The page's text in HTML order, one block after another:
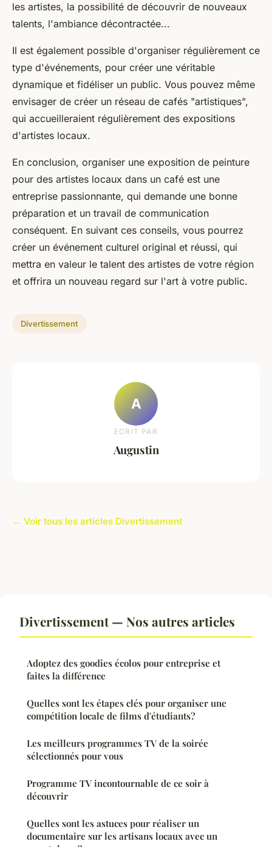
les artistes, la possibilité de découvrir de nouveaux
talents, l'ambiance décontractée...
Il est également possible d'organiser régulièrement ce
type d'événements, pour créer une véritable
dynamique et fidéliser un public. Vous pouvez même
envisager de créer un réseau de cafés "artistiques",
qui accueilleraient régulièrement des expositions
d'artistes locaux.
En conclusion, organiser une exposition de peinture
pour des artistes locaux dans un café est une
entreprise passionnante, qui demande une bonne
préparation et un travail de communication
conséquent. En suivant ces conseils, vous pourrez
créer un événement culturel original et réussi, qui
mettra en valeur le talent des artistes de votre région
et offrira un nouveau regard sur l'art à votre public.
Divertissement
A
ECRIT PAR
Augustin
← Voir tous les articles Divertissement
Divertissement — Nos autres articles
Adoptez des goodies écolos pour entreprise et
faites la différence
Quelles sont les étapes clés pour organiser une
compétition locale de films d'étudiants?
Les meilleurs programmes TV de la soirée
sélectionnés pour vous
Programme TV incontournable de ce soir à
découvrir
Quelles sont les astuces pour réaliser un
documentaire sur les artisans locaux avec un